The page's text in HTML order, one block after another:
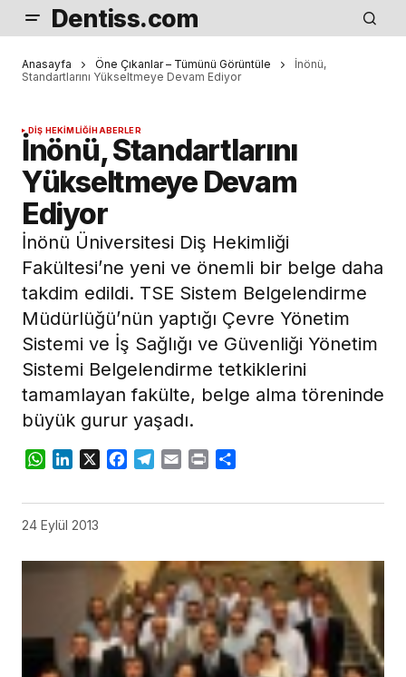
Dentiss.com
Anasayfa Öne Çıkanlar – Tümünü Görüntüle
İnönü,
Standartlarını Yükseltmeye Devam Ediyor
DIŞ HEKIMLIĞIHABERLER
İnönü, Standartlarını
Yükseltmeye Devam
Ediyor
İnönü Üniversitesi Diş Hekimliği
Fakültesi’ne yeni ve önemli bir belge daha
takdim edildi. TSE Sistem Belgelendirme
Müdürlüğü’nün yaptığı Çevre Yönetim
Sistemi ve İş Sağlığı ve Güvenliği Yönetim
Sistemi Belgelendirme tetkiklerini
tamamlayan fakülte, belge alma töreninde
büyük gurur yaşadı.
WhatsApp
LinkedIn
X Facebook
Telegram
Email Print
24 Eylül 2013